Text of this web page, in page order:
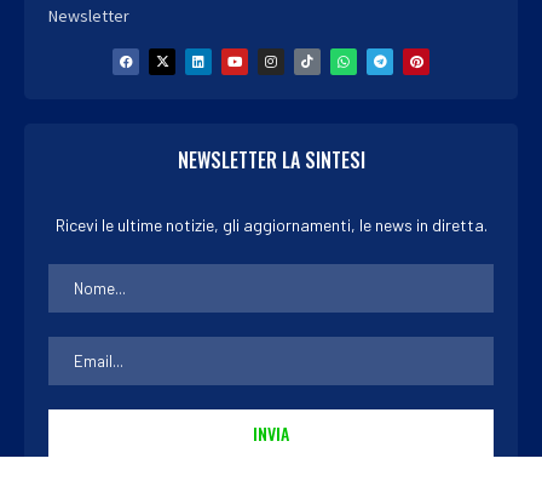
Newsletter
NEWSLETTER LA SINTESI
Ricevi le ultime notizie, gli aggiornamenti, le news in diretta.